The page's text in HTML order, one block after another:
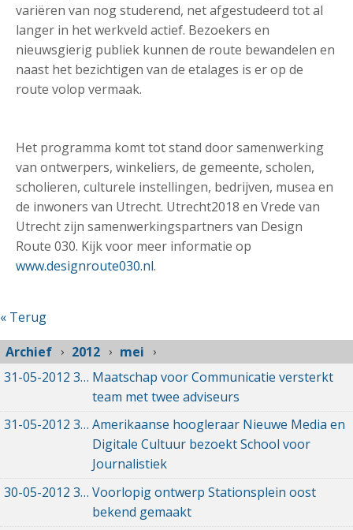
variëren van nog studerend, net afgestudeerd tot al
langer in het werkveld actief. Bezoekers en
nieuwsgierig publiek kunnen de route bewandelen en
naast het bezichtigen van de etalages is er op de
route volop vermaak.
Het programma komt tot stand door samenwerking
van ontwerpers, winkeliers, de gemeente, scholen,
scholieren, culturele instellingen, bedrijven, musea en
de inwoners van Utrecht. Utrecht2018 en Vrede van
Utrecht zijn samenwerkingspartners van Design
Route 030. Kijk voor meer informatie op
www.designroute030.nl.
« Terug
Archief
2012
mei
31-05-2012 31-05-2012 00:00
Maatschap voor Communicatie versterkt
team met twee adviseurs
31-05-2012 31-05-2012 00:00
Amerikaanse hoogleraar Nieuwe Media en
Digitale Cultuur bezoekt School voor
Journalistiek
30-05-2012 30-05-2012 00:00
Voorlopig ontwerp Stationsplein oost
bekend gemaakt